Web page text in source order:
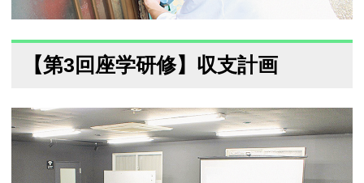
【第3回座学研修】収支計画